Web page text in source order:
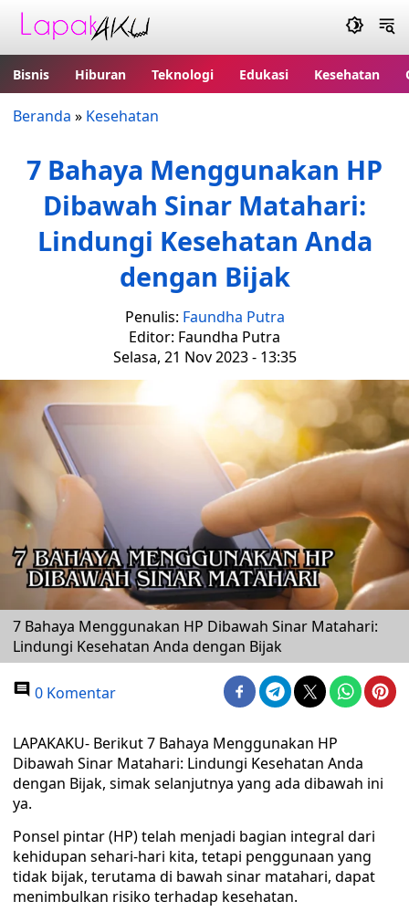
Bisnis Hiburan Teknologi Edukasi Kesehatan
Beranda » Kesehatan
7 Bahaya Menggunakan HP
Dibawah Sinar Matahari:
Lindungi Kesehatan Anda
dengan Bijak
Penulis: Faundha Putra
Editor: Faundha Putra
Selasa, 21 Nov 2023 - 13:35
7 Bahaya Menggunakan HP Dibawah Sinar Matahari:
Lindungi Kesehatan Anda dengan Bijak
0 Komentar
LAPAKAKU- Berikut 7 Bahaya Menggunakan HP
Dibawah Sinar Matahari: Lindungi Kesehatan Anda
dengan Bijak, simak selanjutnya yang ada dibawah ini
ya.
Ponsel pintar (HP) telah menjadi bagian integral dari
kehidupan sehari-hari kita, tetapi penggunaan yang
tidak bijak, terutama di bawah sinar matahari, dapat
menimbulkan risiko terhadap kesehatan.